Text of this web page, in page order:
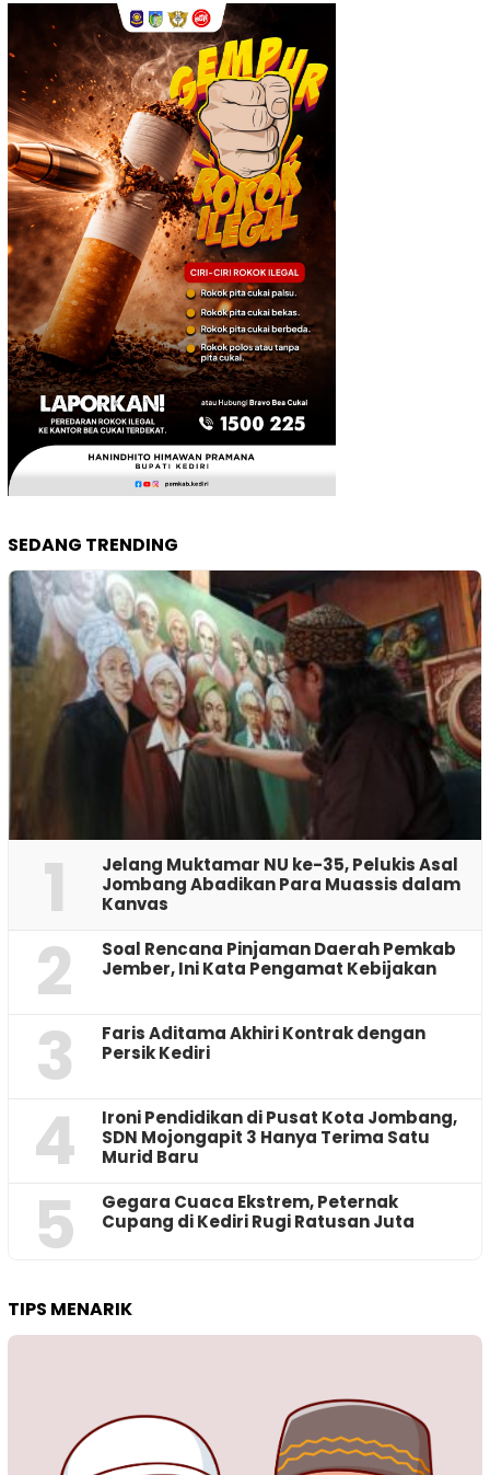
SEDANG TRENDING
1
Jelang Muktamar NU ke-35, Pelukis Asal
Jombang Abadikan Para Muassis dalam
Kanvas
2
‎Soal Rencana Pinjaman Daerah Pemkab
Jember, Ini Kata Pengamat Kebijakan ‎
3
Faris Aditama Akhiri Kontrak dengan
Persik Kediri
4
Ironi Pendidikan di Pusat Kota Jombang,
SDN Mojongapit 3 Hanya Terima Satu
Murid Baru
5
‎Gegara Cuaca Ekstrem, Peternak
Cupang di Kediri Rugi Ratusan Juta
TIPS MENARIK